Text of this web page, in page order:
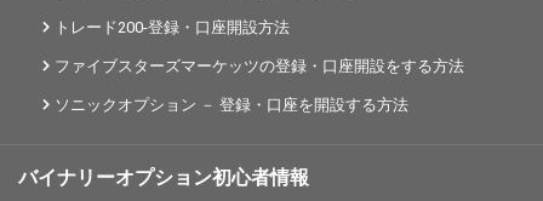
トレード200-登録・口座開設方法
ファイブスターズマーケッツの登録・口座開設をする方法
ソニックオプション － 登録・口座を開設する方法
バイナリーオプション初心者情報